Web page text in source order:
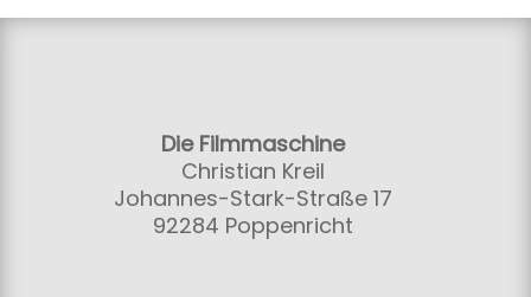
Die Filmmaschine
Christian Kreil
Johannes-Stark-Straße 17
92284 Poppenricht